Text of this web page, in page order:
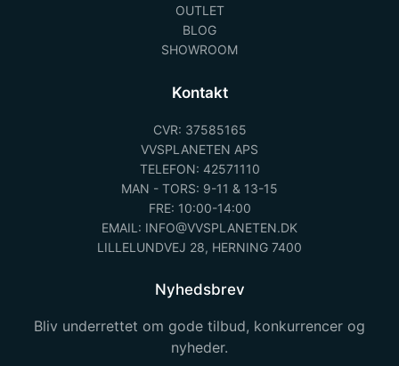
OUTLET
BLOG
SHOWROOM
Kontakt
CVR: 37585165
VVSPLANETEN APS
TELEFON: 42571110
MAN - TORS: 9-11 & 13-15
FRE: 10:00-14:00
EMAIL: INFO@VVSPLANETEN.DK
LILLELUNDVEJ 28, HERNING 7400
Nyhedsbrev
Bliv underrettet om gode tilbud, konkurrencer og
nyheder.